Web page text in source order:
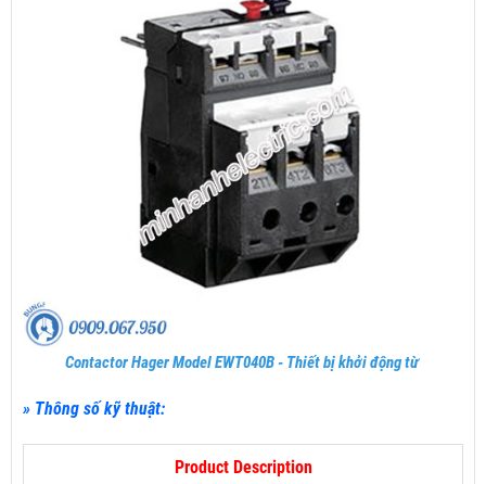
Contactor Hager Model EWT040B - Thiết bị khởi động từ
» Thông số kỹ thuật:
Product Description